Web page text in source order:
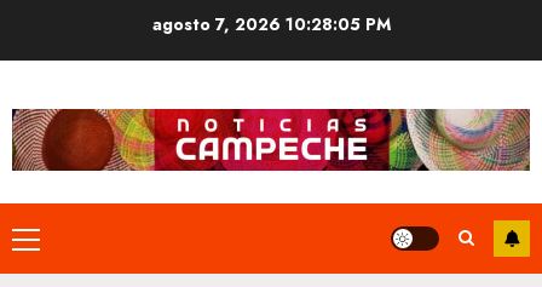
agosto 7, 2026 10:28:06 PM
Menú
principal